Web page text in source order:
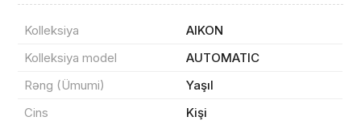
Kolleksiya
AIKON
Kolleksiya model
AUTOMATIC
Rəng (Ümumi)
Yaşıl
Cins
Kişi
Məhsul(lar) səbətə əlavə edildi